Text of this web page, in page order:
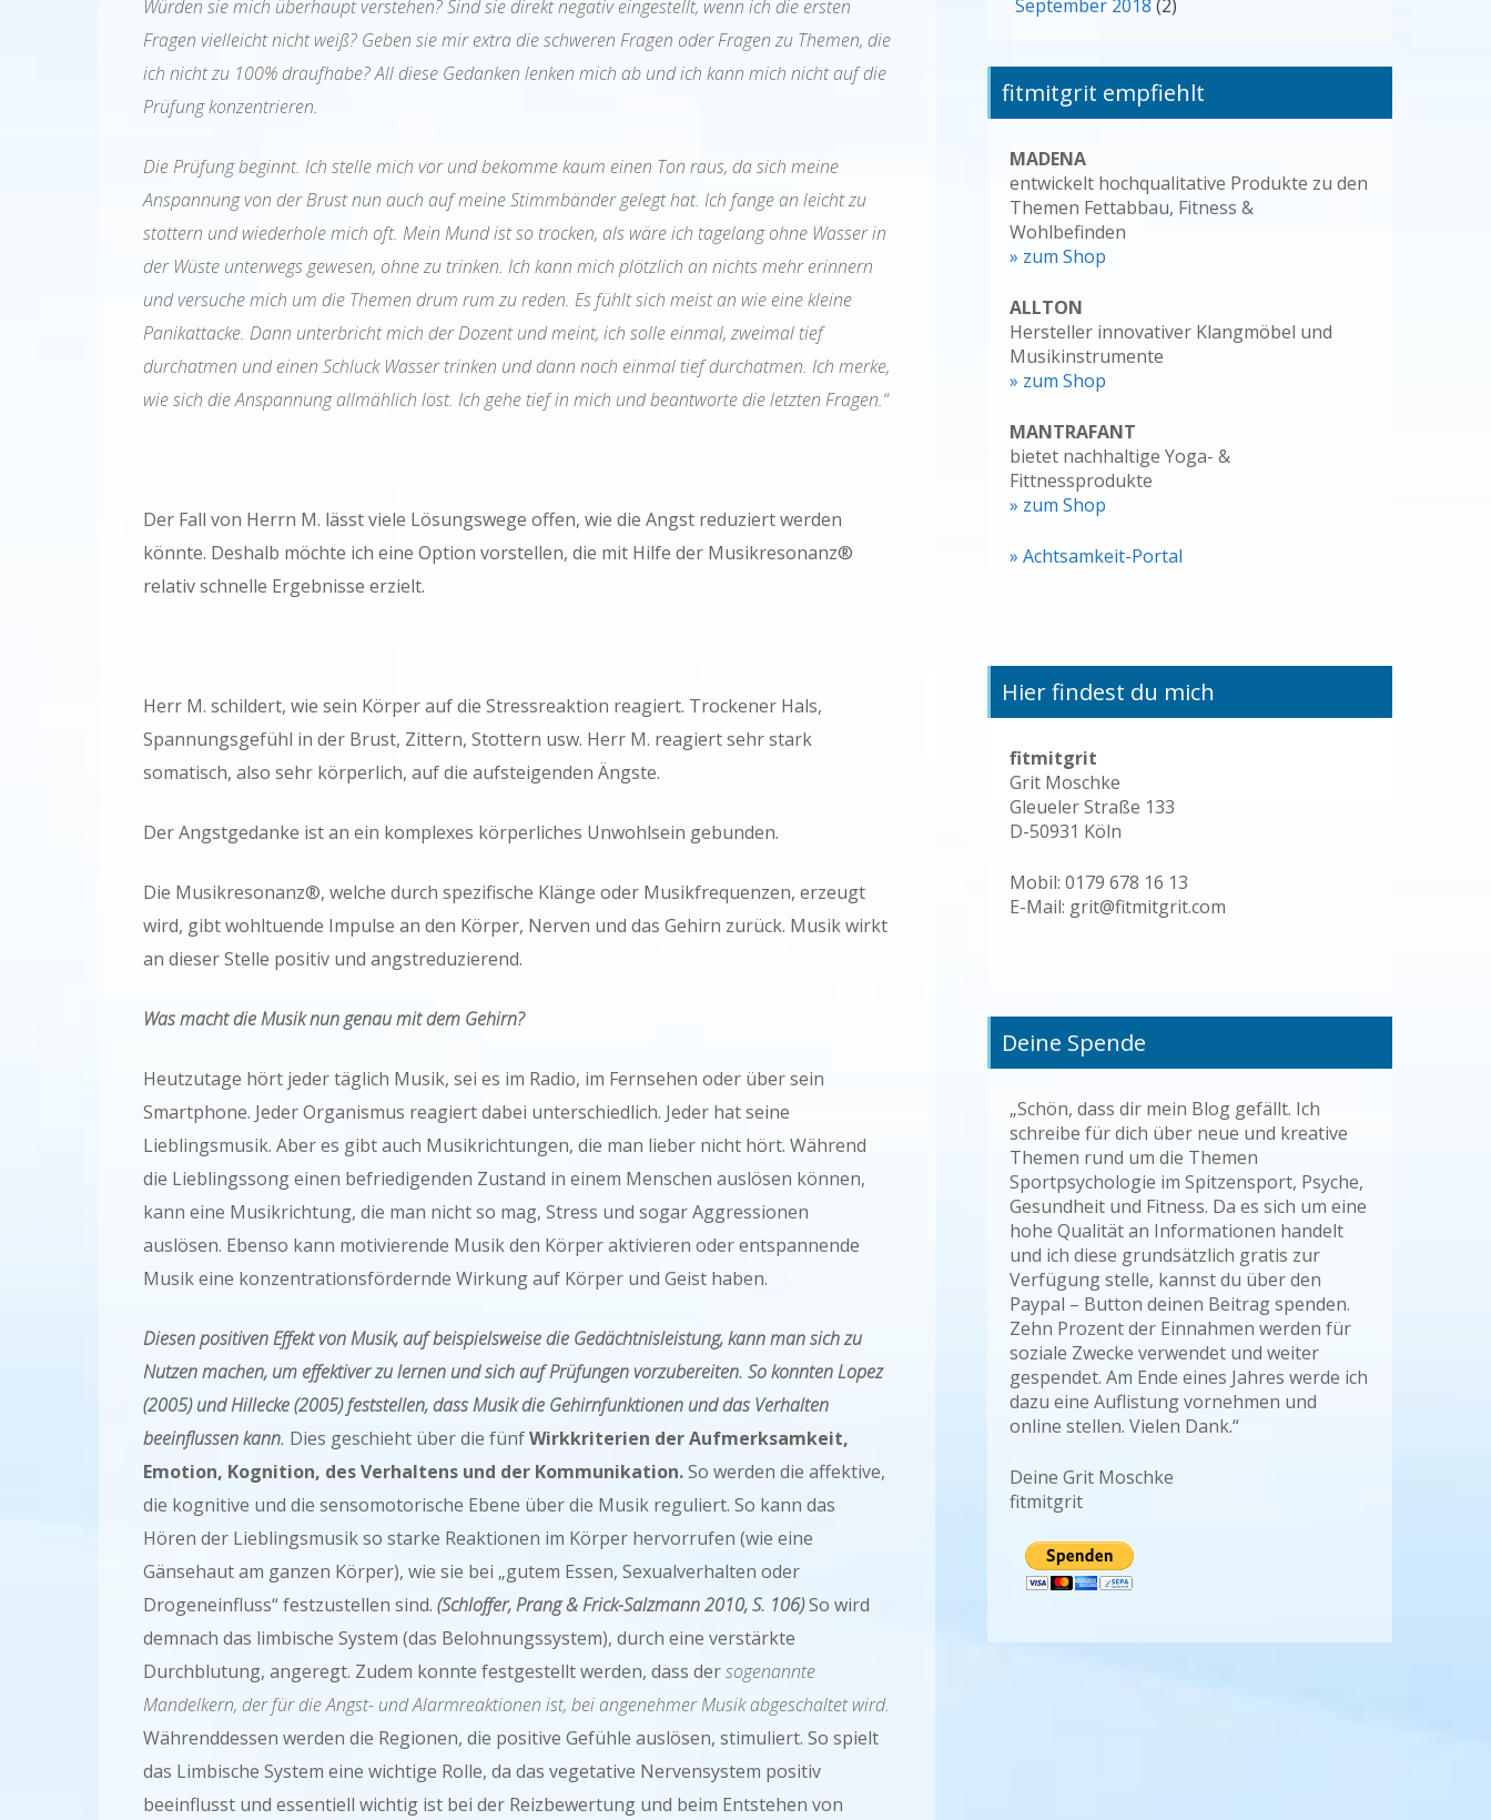
Würden sie mich überhaupt verstehen? Sind sie direkt negativ eingestellt, wenn ich die ersten
Fragen vielleicht nicht weiß? Geben sie mir extra die schweren Fragen oder Fragen zu Themen, die
ich nicht zu 100% draufhabe? All diese Gedanken lenken mich ab und ich kann mich nicht auf die
Prüfung konzentrieren.
Die Prüfung beginnt. Ich stelle mich vor und bekomme kaum einen Ton raus, da sich meine
Anspannung von der Brust nun auch auf meine Stimmbänder gelegt hat. Ich fange an leicht zu
stottern und wiederhole mich oft. Mein Mund ist so trocken, als wäre ich tagelang ohne Wasser in
der Wüste unterwegs gewesen, ohne zu trinken. Ich kann mich plötzlich an nichts mehr erinnern
und versuche mich um die Themen drum rum zu reden. Es fühlt sich meist an wie eine kleine
Panikattacke. Dann unterbricht mich der Dozent und meint, ich solle einmal, zweimal tief
durchatmen und einen Schluck Wasser trinken und dann noch einmal tief durchatmen. Ich merke,
wie sich die Anspannung allmählich löst. Ich gehe tief in mich und beantworte die letzten Fragen.“
Der Fall von Herrn M. lässt viele Lösungswege offen, wie die Angst reduziert werden
könnte. Deshalb möchte ich eine Option vorstellen, die mit Hilfe der Musikresonanz®
relativ schnelle Ergebnisse erzielt.
Herr M. schildert, wie sein Körper auf die Stressreaktion reagiert. Trockener Hals,
Spannungsgefühl in der Brust, Zittern, Stottern usw. Herr M. reagiert sehr stark
somatisch, also sehr körperlich, auf die aufsteigenden Ängste.
Der Angstgedanke ist an ein komplexes körperliches Unwohlsein gebunden.
Die Musikresonanz®, welche durch spezifische Klänge oder Musikfrequenzen, erzeugt
wird, gibt wohltuende Impulse an den Körper, Nerven und das Gehirn zurück. Musik wirkt
an dieser Stelle positiv und angstreduzierend.
Was macht die Musik nun genau mit dem Gehirn?
Heutzutage hört jeder täglich Musik, sei es im Radio, im Fernsehen oder über sein
Smartphone. Jeder Organismus reagiert dabei unterschiedlich. Jeder hat seine
Lieblingsmusik. Aber es gibt auch Musikrichtungen, die man lieber nicht hört. Während
die Lieblingssong einen befriedigenden Zustand in einem Menschen auslösen können,
kann eine Musikrichtung, die man nicht so mag, Stress und sogar Aggressionen
auslösen. Ebenso kann motivierende Musik den Körper aktivieren oder entspannende
Musik eine konzentrationsfördernde Wirkung auf Körper und Geist haben.
Diesen positiven Effekt von Musik, auf beispielsweise die Gedächtnisleistung, kann man sich zu
Nutzen machen, um effektiver zu lernen und sich auf Prüfungen vorzubereiten. So konnten Lopez
(2005) und Hillecke (2005) feststellen, dass Musik die Gehirnfunktionen und das Verhalten
beeinflussen kann. Dies geschieht über die fünfWirkkriterien der Aufmerksamkeit,
Emotion, Kognition, des Verhaltens und der Kommunikation.So werden die affektive,
die kognitive und die sensomotorische Ebene über die Musik reguliert. So kann das
Hören der Lieblingsmusik so starke Reaktionen im Körper hervorrufen (wie eine
Gänsehaut am ganzen Körper), wie sie bei „gutem Essen, Sexualverhalten oder
Drogeneinfluss“ festzustellen sind. (Schloffer, Prang & Frick-Salzmann 2010, S. 106)So wird
demnach das limbische System (das Belohnungssystem), durch eine verstärkte
Durchblutung, angeregt. Zudem konnte festgestellt werden, dass dersogenannte
Mandelkern, der für die Angst- und Alarmreaktionen ist, bei angenehmer Musik abgeschaltet wird.
Währenddessen werden die Regionen, die positive Gefühle auslösen, stimuliert. So spielt
das Limbische System eine wichtige Rolle, da das vegetative Nervensystem positiv
beeinflusst und essentiell wichtig ist bei der Reizbewertung und beim Entstehen von
September 2018 (2)
fitmitgrit empfiehlt
MADENA
entwickelt hochqualitative Produkte zu den
Themen Fettabbau, Fitness &
Wohlbefinden
» zum Shop
ALLTON
Hersteller innovativer Klangmöbel und
Musikinstrumente
» zum Shop
MANTRAFANT
bietet nachhaltige Yoga- &
Fittnessprodukte
» zum Shop
» Achtsamkeit-Portal
Hier findest du mich
fitmitgrit
Grit Moschke
Gleueler Straße 133
D-50931 Köln
Mobil: 0179 678 16 13
E-Mail: grit@fitmitgrit.com
Deine Spende
„Schön, dass dir mein Blog gefällt. Ich
schreibe für dich über neue und kreative
Themen rund um die Themen
Sportpsychologie im Spitzensport, Psyche,
Gesundheit und Fitness. Da es sich um eine
hohe Qualität an Informationen handelt
und ich diese grundsätzlich gratis zur
Verfügung stelle, kannst du über den
Paypal – Button deinen Beitrag spenden.
Zehn Prozent der Einnahmen werden für
soziale Zwecke verwendet und weiter
gespendet. Am Ende eines Jahres werde ich
dazu eine Auflistung vornehmen und
online stellen. Vielen Dank.“
Deine Grit Moschke
fitmitgrit